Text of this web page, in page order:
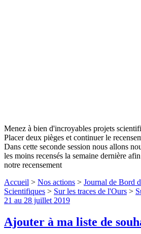
Menez à bien d'incroyables projets
Placer deux pièges et continuer le
Dans cette seconde session nous allons
les moins recensés la semaine dernière
notre recensement
Accueil > Nos actions > Journal de Bord
Scientifiques > Sur les traces de l'Ours >
21 au 28 juillet 2019
Ajouter à ma liste de